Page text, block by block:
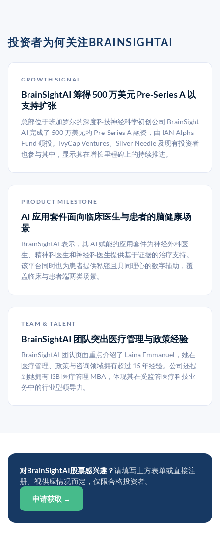
投资者为何关注BRAINSIGHTAI
GROWTH SIGNAL
BrainSightAI 筹得 500 万美元 Pre-Series A 以
支持扩张
总部位于班加罗尔的深度科技神经科学初创公司 BrainSight
AI 完成了 500 万美元的 Pre-Series A 融资，由 IAN Alpha
Fund 领投。IvyCap Ventures、Silver Needle 及现有投资者
也参与其中，显示其在增长里程碑上的持续推进。
PRODUCT MILESTONE
AI 应用套件面向临床医生与患者的脑健康场
景
BrainSightAI 表示，其 AI 赋能的应用套件为神经外科医
生、精神科医生和神经科医生提供基于证据的治疗支持。
该平台同时也为患者提供私密且具同理心的数字辅助，覆
盖临床与患者端两类场景。
TEAM & TALENT
BrainSightAI 团队突出医疗管理与政策经验
BrainSightAI 团队页面重点介绍了 Laina Emmanuel，她在
医疗管理、政策与咨询领域拥有超过 15 年经验。公司还提
到她拥有 ISB 医疗管理 MBA，体现其在受监管医疗科技业
务中的行业型领导力。
对BrainSightAI股票感兴趣？请填写上方表单或直接注
册。视供应情况而定，仅限合格投资者。
申请获取 →